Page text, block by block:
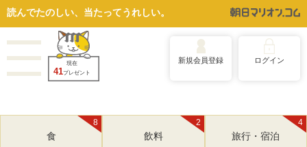
読んでたのしい、当たってうれしい。
現在
41プレゼント
新規会員登録 ログイン
8
食
2
飲料
4
旅行・宿泊